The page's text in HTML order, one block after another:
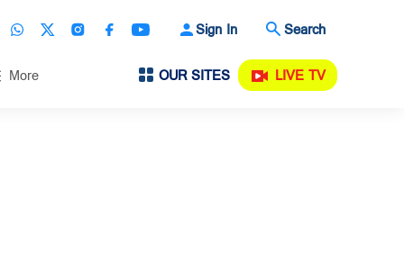
Sign In Search
More OUR SITES LIVE TV